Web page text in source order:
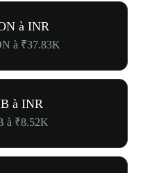
à INR
à ₹37.83K
à INR
à ₹8.52K